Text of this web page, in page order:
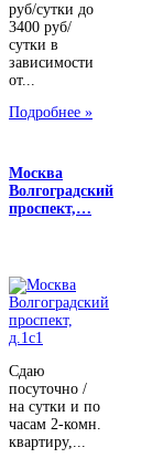
руб/сутки до
3400 руб/
сутки в
зависимости
от...
Подробнее »
Москва
Волгоградский
проспект,…
Сдаю
посуточно /
на сутки и по
часам 2-комн.
квартиру,...